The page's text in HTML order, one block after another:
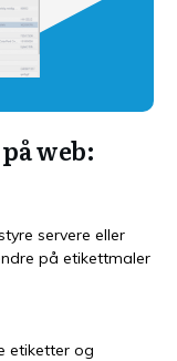
web:
servere eller
på etikettmaler
etiketter og